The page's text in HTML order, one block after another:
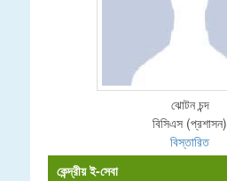
ঝোটন চন্দ
বিসিএস (প্রশাসন)
বিস্তারিত
কেন্দ্রীয় ই-সেবা